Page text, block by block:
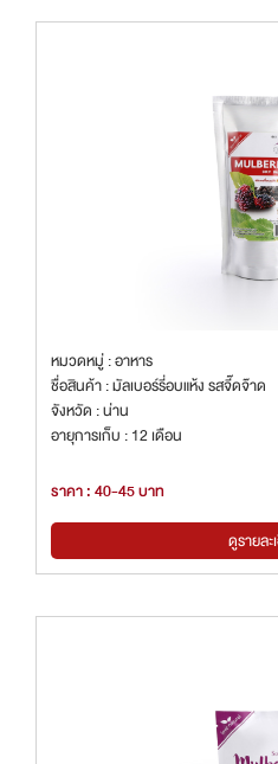
หมวดหมู่ : อาหาร
ชื่อสินค้า : มัลเบอร์รี่อบแห้ง รสจี๊ดจ๊าด
จังหวัด : น่าน
อายุการเก็บ : 12 เดือน
ราคา : 40-45 บาท
ดูรายละ